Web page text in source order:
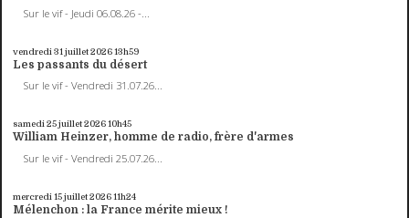
Sur le vif - Jeudi 06.08.26 -...
vendredi 31 juillet 202613h59
Les passants du désert
Sur le vif - Vendredi 31.07.26...
samedi 25juillet 202610h45
William Heinzer, homme de radio, frère d'armes
Sur le vif - Vendredi 25.07.26...
mercredi 15juillet 202611h24
Mélenchon : la France mérite mieux !